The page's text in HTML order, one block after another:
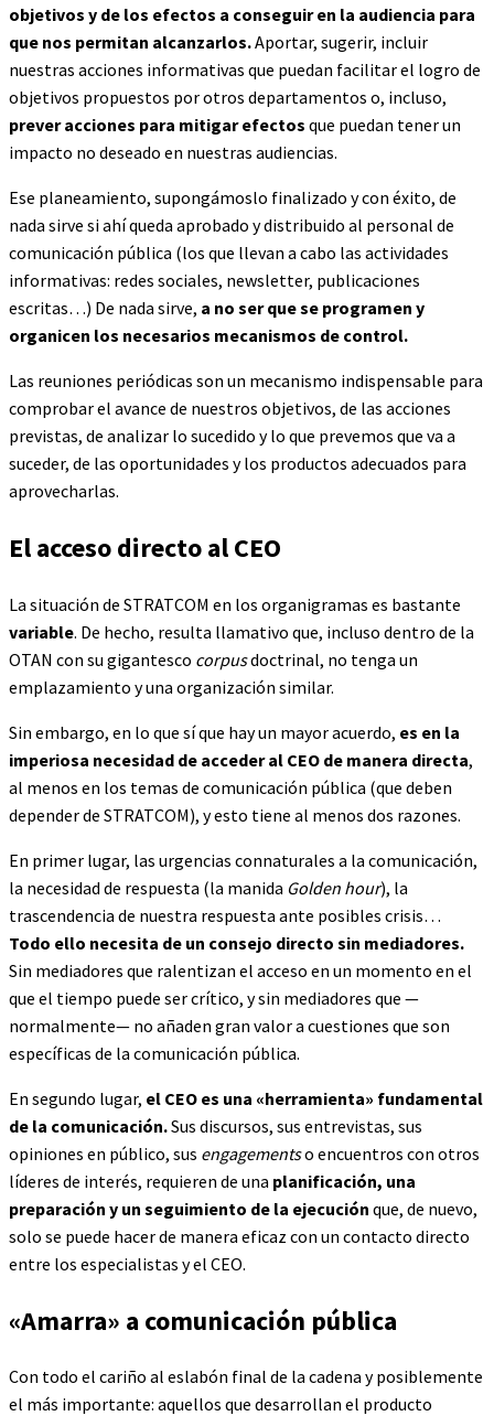
objetivos y de los efectos a conseguir en la audiencia para
que nos permitan alcanzarlos.Aportar, sugerir, incluir
nuestras acciones informativas que puedan facilitar el logro de
objetivos propuestos por otros departamentos o, incluso,
prever acciones para mitigar efectos que puedan tener un
impacto no deseado en nuestras audiencias.
Ese planeamiento, supongámoslo finalizado y con éxito, de
nada sirve si ahí queda aprobado y distribuido al personal de
comunicación pública (los que llevan a cabo las actividades
informativas: redes sociales, newsletter, publicaciones
escritas…) De nada sirve, a no ser que se programen y
organicen los necesarios mecanismos de control.
Las reuniones periódicas son un mecanismo indispensable para
comprobar el avance de nuestros objetivos, de las acciones
previstas, de analizar lo sucedido y lo que prevemos que va a
suceder, de las oportunidades y los productos adecuados para
aprovecharlas.
El acceso directo al CEO
La situación de STRATCOM en los organigramas es bastante
variable. De hecho, resulta llamativo que, incluso dentro de la
OTAN con su gigantesco corpusdoctrinal, no tenga un
emplazamiento y una organización similar.
Sin embargo, en lo que sí que hay un mayor acuerdo, es en la
imperiosa necesidad de acceder al CEO de manera directa,
al menos en los temas de comunicación pública (que deben
depender de STRATCOM), y esto tiene al menos dos razones.
En primer lugar, las urgencias connaturales a la comunicación,
la necesidad de respuesta (la manida Golden hour), la
trascendencia de nuestra respuesta ante posibles crisis…
Todo ello necesita de un consejo directo sin mediadores.
Sin mediadores que ralentizan el acceso en un momento en el
que el tiempo puede ser crítico, y sin mediadores que —
normalmente— no añaden gran valor a cuestiones que son
específicas de la comunicación pública.
En segundo lugar, el CEO es una «herramienta» fundamental
de la comunicación.Sus discursos, sus entrevistas, sus
opiniones en público, sus engagementso encuentros con otros
líderes de interés, requieren de una planificación, una
preparación y un seguimiento de la ejecución que, de nuevo,
solo se puede hacer de manera eficaz con un contacto directo
entre los especialistas y el CEO.
«Amarra» a comunicación pública
Con todo el cariño al eslabón final de la cadena y posiblemente
el más importante: aquellos que desarrollan el producto